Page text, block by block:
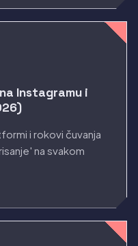
Instagramu i
i rokovi čuvanja
na svakom